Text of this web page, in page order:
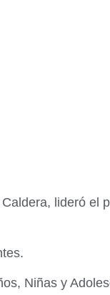
lideró el
Niñas y